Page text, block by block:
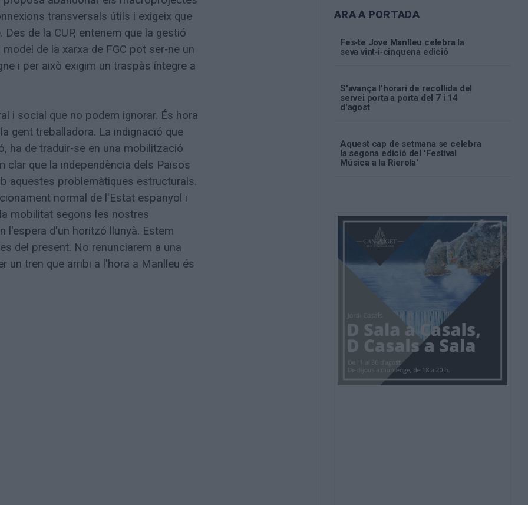
transversals útils i exigeix que
Des de la CUP, entenem que la gestió
de la xarxa de FGC pot ser-ne un
i per això exigim un traspàs íntegre a
i social que no podem ignorar. És hora
gent treballadora. La indignació que
ha de traduir-se en una mobilització
clar que la independència dels Països
aquestes problemàtiques estructurals.
normal de l'Estat espanyol i
mobilitat segons les nostres
l'espera d'un horitzó llunyà. Estem
del present. No renunciarem a una
un tren que arribi a l'hora a Manlleu és
ARA A PORTADA
Fes‑te Jove Manlleu celebra la
seva vint‑i‑cinquena edició
S'avança l'horari de recollida del
servei porta a porta del 7 i 14
d'agost
Aquest cap de setmana se celebra
la segona edició del 'Festival
Música a la Rierola'